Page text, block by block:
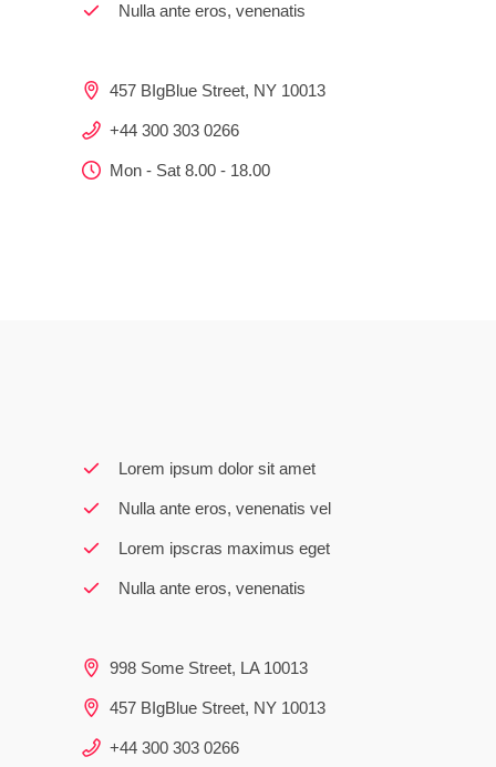
Nulla ante eros, venenatis
457 BIgBlue Street, NY 10013
+44 300 303 0266
Mon - Sat 8.00 - 18.00
Lorem ipsum dolor sit amet
Nulla ante eros, venenatis vel
Lorem ipscras maximus eget
Nulla ante eros, venenatis
998 Some Street, LA 10013
457 BIgBlue Street, NY 10013
+44 300 303 0266